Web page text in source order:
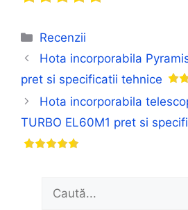
Categorii
Recenzii
Hota incorporabila
pret si specificatii tehnice
Hota incorporabila
TURBO EL60M1 pret si
după: